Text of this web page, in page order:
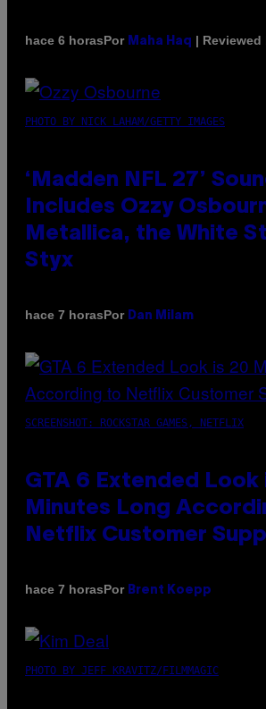
hace 6 horasPor Maha Haq | Reviewed
PHOTO BY NICK LAHAM/GETTY IMAGES
‘Madden NFL 27’
Includes Ozzy
Metallica, the White
Styx
hace 7 horasPor Dan Milam
SCREENSHOT: ROCKSTAR GAMES, NETFLIX
GTA 6 Extended Look
Minutes Long
Netflix Customer
hace 7 horasPor Brent Koepp
PHOTO BY JEFF KRAVITZ/FILMMAGIC